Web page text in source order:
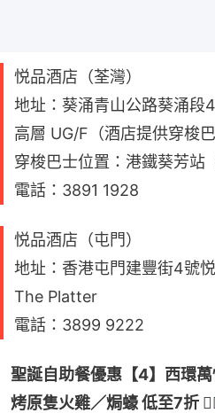
悦品酒店（荃灣）
地址：葵涌青山公路葵涌段
高層 UG/F（酒店提供穿梭巴
穿梭巴士位置：港鐵葵芳站
電話：3891 1928
悦品酒店（屯門）
地址：香港屯門建豐街4號
The Platter
電話：3899 9222
聖誕自助餐優惠【4】西環
烤原隻火雞／焗蠔 低至7折